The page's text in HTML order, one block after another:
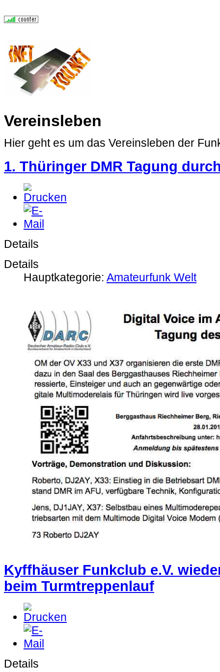
Vereinsleben
Hier geht es um das Vereinsleben der
1. Thüringer DMR Tagung
Details
Details
Hauptkategorie: Amateurfunk Welt
Kyffhäuser Funkclub e.V.
beim Turmtreppenlauf
Details